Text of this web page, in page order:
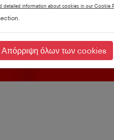
detailed information about cookies in our Cookie
Απόρριψη όλων των cookies